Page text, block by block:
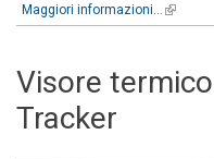
Maggiori informazioni...
(link is
Visore
Tracker